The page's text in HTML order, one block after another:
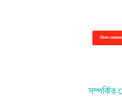
Show
সম্পর্কিত